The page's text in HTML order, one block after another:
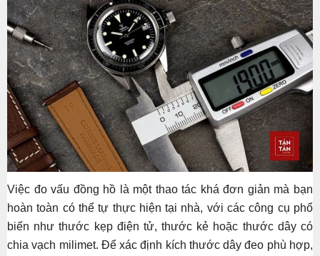
Việc đo vấu đồng hồ là một thao tác khá đơn giản mà bạn
hoàn toàn có thể tự thực hiện tại nhà, với các công cụ phổ
biến như thước kẹp điện tử, thước kẻ hoặc thước dây có
chia vạch milimet. Để xác định kích thước dây đeo phù hợp,